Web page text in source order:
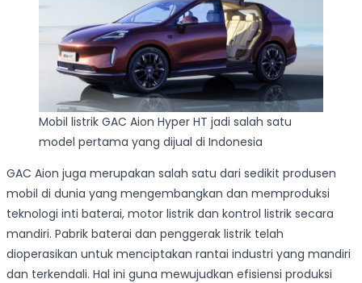
Mobil listrik GAC Aion Hyper HT jadi salah satu
model pertama yang dijual di Indonesia
GAC Aion juga merupakan salah satu dari sedikit produsen
mobil di dunia yang mengembangkan dan memproduksi
teknologi inti baterai, motor listrik dan kontrol listrik secara
mandiri. Pabrik baterai dan penggerak listrik telah
dioperasikan untuk menciptakan rantai industri yang mandiri
dan terkendali. Hal ini guna mewujudkan efisiensi produksi